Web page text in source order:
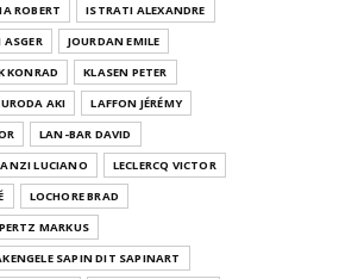
ROBERT
ISTRATI ALEXANDRE
ASGER
JOURDAN EMILE
KONRAD
KLASEN PETER
AKI
LAFFON JÉRÉMY
LAN-BAR DAVID
LUCIANO
LECLERCQ VICTOR
LOCHORE BRAD
MARKUS
SAPIN DIT SAPINART